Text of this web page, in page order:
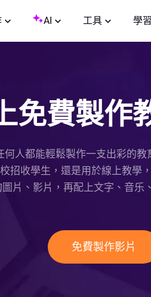
AI 工具 學
免費製作
人都能輕鬆製作一支出彩的
招收學生，還是用於線上教學
片、影片，再配上文字、音乐
免費製作影片